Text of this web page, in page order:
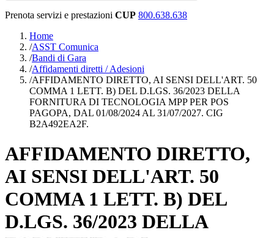
Prenota servizi e prestazioni CUP 800.638.638
Home
/ASST Comunica
/Bandi di Gara
/Affidamenti diretti / Adesioni
/AFFIDAMENTO DIRETTO, AI SENSI DELL'ART. 50
COMMA 1 LETT. B) DEL D.LGS. 36/2023 DELLA
FORNITURA DI TECNOLOGIA MPP PER POS
PAGOPA, DAL 01/08/2024 AL 31/07/2027. CIG
B2A492EA2F.
AFFIDAMENTO DIRETTO,
AI SENSI DELL'ART. 50
COMMA 1 LETT. B) DEL
D.LGS. 36/2023 DELLA